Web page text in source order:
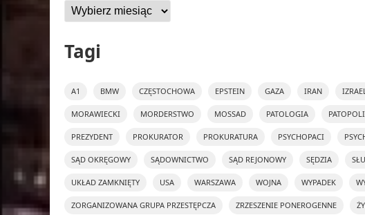
Archiwa
Tagi
A1 BMW CZĘSTOCHOWA EPSTEIN GAZA IRAN
MORAWIECKI MORDERSTWO MOSSAD PATOLOGIA
PREZYDENT PROKURATOR PROKURATURA PSYCHOPACI
SĄD OKRĘGOWY SĄDOWNICTWO SĄD REJONOWY SĘDZIA
UKŁAD ZAMKNIĘTY USA WARSZAWA WOJNA WYPADEK
ZORGANIZOWANA GRUPA PRZESTĘPCZA ZRZESZENIE PONEROGENNE